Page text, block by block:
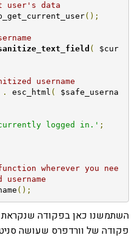
user's data
();
(
$cur
username
. esc_html (
$safe_userna
logged in.' ;
wherever you nee
();
השתמשנו כאן בפקודה שנקראת
פקודה של וורדפרס שעושה